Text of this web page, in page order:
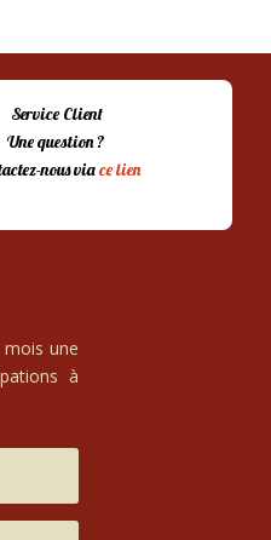
Service Client
Une question ?
nous viace lien
mois une
à